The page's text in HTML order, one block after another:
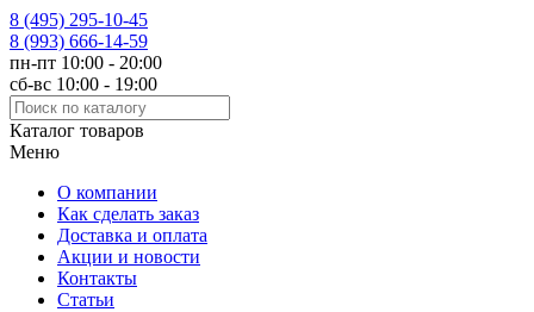
8 (495) 295-10-45
8 (993) 666-14-59
пн-пт 10:00 - 20:00
сб-вс 10:00 - 19:00
Каталог товаров
Меню
О компании
Как сделать заказ
Доставка и оплата
Акции и новости
Контакты
Статьи